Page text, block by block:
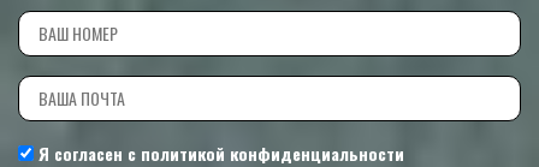
Я согласен с политикой конфиденциальности